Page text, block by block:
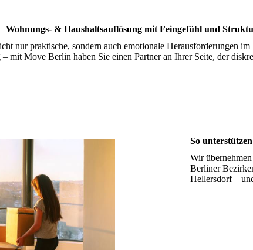
Wohnungs- & Haushaltsauflösung mit Feingefühl und
nur praktische, sondern auch emotionale Herausforderungen
mit Move Berlin haben Sie einen Partner an Ihrer Seite, der
So
Wir
Berliner
Hellersdorf –